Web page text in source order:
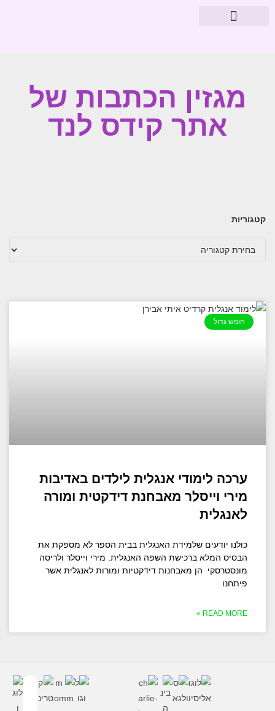
מגזין הכתבות של
אתר קידס לנד
קטגוריות
חופש גדול
ערכה לימודי אנגלית לילדים באדיבות
מירי וייסלר מאבחנת דידקטית ומורה
לאנגלית
כולנו יודעים שלמידת האנגלית בבית הספר לא מספקת את
הבסיס המלא ברכישת השפה האנגלית. מירי וייסלר ולריסה
מונסטרסקי הן מאבחנות דידקטיות ומורות לאנגלית אשר
פיתחנו
READ MORE »